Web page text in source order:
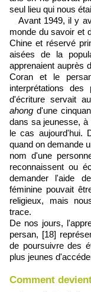
seul lieu qui nous
Avant 1949, il y
monde du savoir et
Chine et réservé
aisées de la
apprenaient auprès
Coran et le
interprétations
d'écriture servait
ahong d'une
dans sa jeunesse,
le cas aujourd'hui.
quand on demande
nom d'une
reconnaissent ou
demander l'aide
féminine pouvait
religieux, mais
trace.
De nos jours,
persan, [18]
de poursuivre des
plus jeunes
Comment